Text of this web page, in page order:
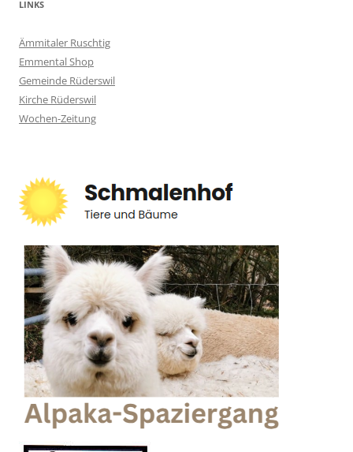
LINKS
Ämmitaler Ruschtig
Emmental Shop
Gemeinde Rüderswil
Kirche Rüderswil
Wochen-Zeitung